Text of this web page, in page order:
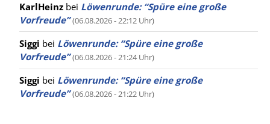
KarlHeinz bei Löwenrunde: “Spüre eine große
Vorfreude” (06.08.2026 - 22:12 Uhr)
Siggi bei Löwenrunde: “Spüre eine große
Vorfreude” (06.08.2026 - 21:24 Uhr)
Siggi bei Löwenrunde: “Spüre eine große
Vorfreude” (06.08.2026 - 21:22 Uhr)